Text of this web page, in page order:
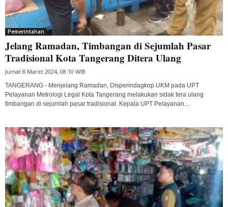
Pemerintahan
Jelang Ramadan, Timbangan di Sejumlah Pasar
Tradisional Kota Tangerang Ditera Ulang
Jumat 8 Maret 2024, 08:10 WIB
TANGERANG - Menjelang Ramadan, Disperindagkop UKM pada UPT
Pelayanan Metrologi Legal Kota Tangerang melakukan sidak tera ulang
timbangan di sejumlah pasar tradisional. Kepala UPT Pelayanan...